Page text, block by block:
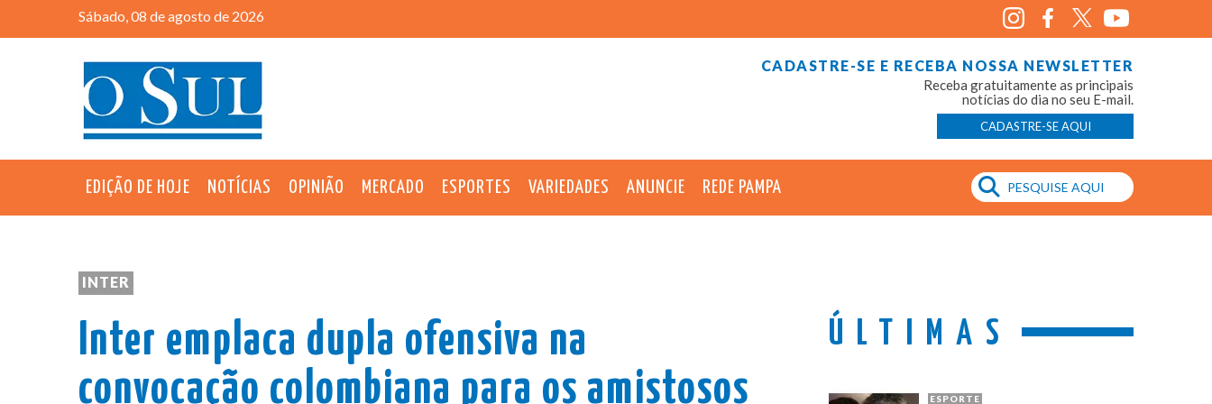
Sábado, 08 de agosto de 2026
CADASTRE-SE E RECEBA NOSSA NEWSLETTER
Receba gratuitamente as principais
notícias do dia no seu E-mail.
CADASTRE-SE AQUI
EDIÇÃO DE HOJE NOTÍCIAS OPINIÃO MERCADO ESPORTES VARIEDADES ANUNCIE REDE PAMPA
INTER
Inter emplaca dupla ofensiva na
convocação colombiana para os amistosos
ÚLTIMAS
ESPORTE